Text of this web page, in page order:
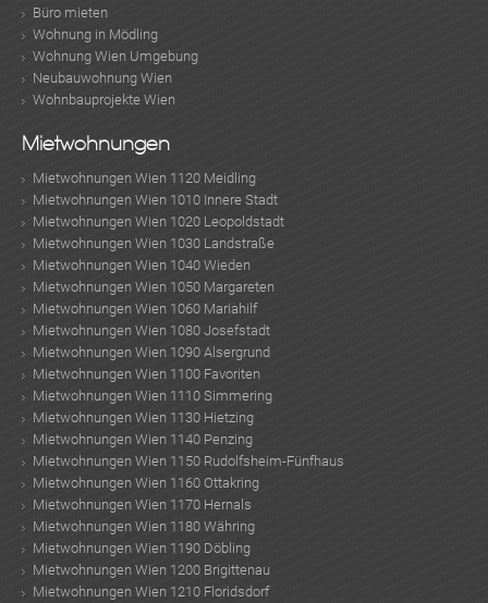
Büro mieten
Wohnung in Mödling
Wohnung Wien Umgebung
Neubauwohnung Wien
Wohnbauprojekte Wien
Mietwohnungen
Mietwohnungen Wien 1120 Meidling
Mietwohnungen Wien 1010 Innere Stadt
Mietwohnungen Wien 1020 Leopoldstadt
Mietwohnungen Wien 1030 Landstraße
Mietwohnungen Wien 1040 Wieden
Mietwohnungen Wien 1050 Margareten
Mietwohnungen Wien 1060 Mariahilf
Mietwohnungen Wien 1080 Josefstadt
Mietwohnungen Wien 1090 Alsergrund
Mietwohnungen Wien 1100 Favoriten
Mietwohnungen Wien 1110 Simmering
Mietwohnungen Wien 1130 Hietzing
Mietwohnungen Wien 1140 Penzing
Mietwohnungen Wien 1150 Rudolfsheim-Fünfhaus
Mietwohnungen Wien 1160 Ottakring
Mietwohnungen Wien 1170 Hernals
Mietwohnungen Wien 1180 Währing
Mietwohnungen Wien 1190 Döbling
Mietwohnungen Wien 1200 Brigittenau
Mietwohnungen Wien 1210 Floridsdorf